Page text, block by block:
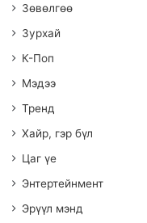
Зөвөлгөө
Зурхай
К-Поп
Мэдээ
Тренд
Хайр, гэр бүл
Цаг үе
Энтертейнмент
Эрүүл мэнд